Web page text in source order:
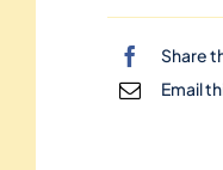
Share
Email